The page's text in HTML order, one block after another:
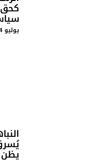
يوليو 24, 2026
يظن